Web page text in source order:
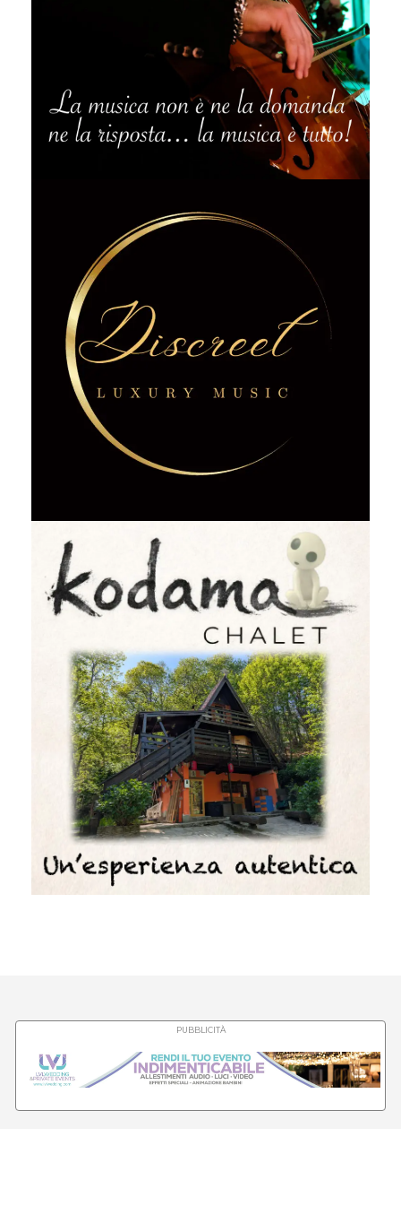
PUBBLICITÀ